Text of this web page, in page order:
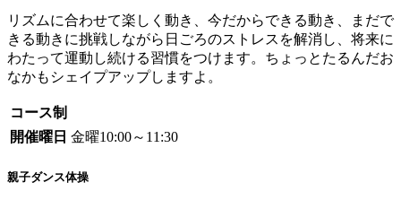
リズムに合わせて楽しく動き、今だからできる動き、まだで
きる動きに挑戦しながら日ごろのストレスを解消し、将来に
わたって運動し続ける習慣をつけます。ちょっとたるんだお
なかもシェイプアップしますよ。
コース制
開催曜日 金曜10:00～11:30
親子ダンス体操